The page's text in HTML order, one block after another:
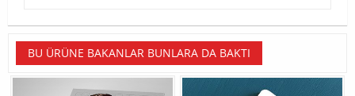
BU ÜRÜNE BAKANLAR BUNLARA DA BAKTI